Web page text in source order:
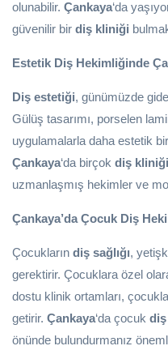
olunabilir. Çankaya‘da
güvenilir bir diş kliniği
Estetik Diş Hekimliğinde
Diş estetiği, günümüzde
Gülüş tasarımı, porselen
uygulamalarla daha estetik
Çankaya‘da birçok diş kliniği
uzmanlaşmış hekimler ve
Çankaya’da Çocuk Diş
Çocukların diş sağlığı,
gerektirir. Çocuklara özel
dostu klinik ortamları,
getirir. Çankaya‘da çocuk
önünde bulundurmanız